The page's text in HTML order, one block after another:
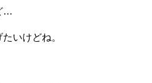
…
いけどね。